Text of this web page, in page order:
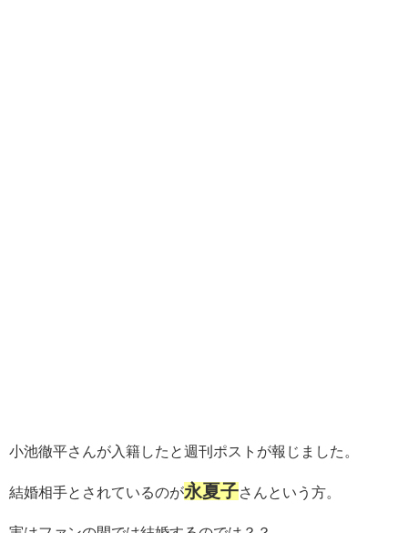
小池徹平さんが入籍したと週刊ポストが報じました。
結婚相手とされているのが永夏子さんという方。